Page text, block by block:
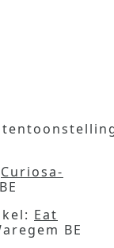
Curiosa-
Eat
BE